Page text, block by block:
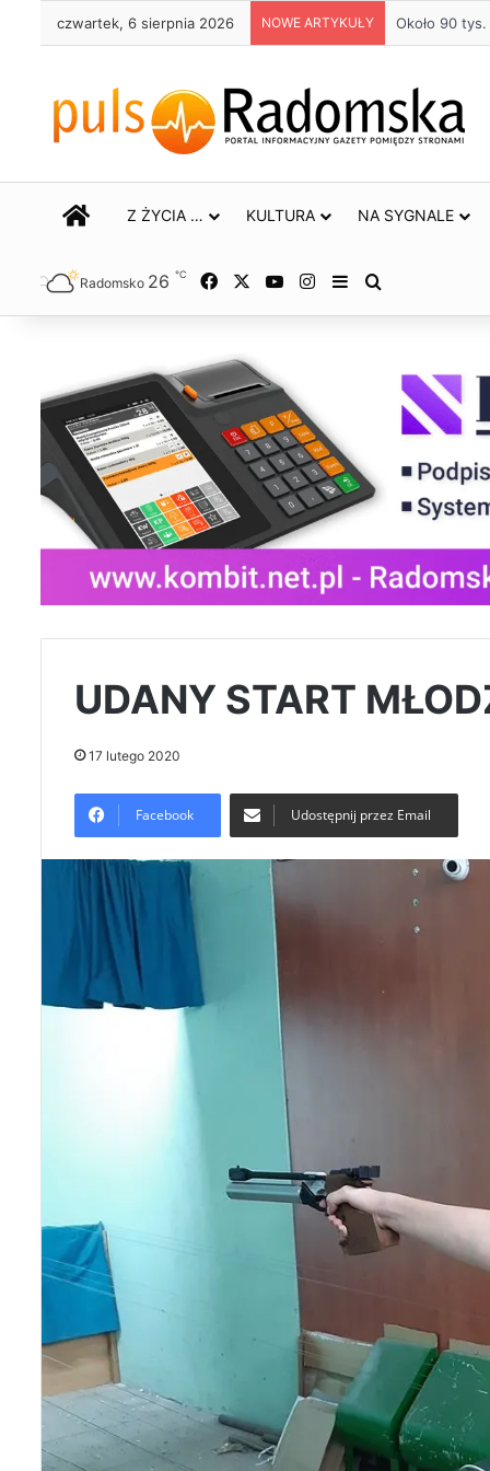
czwartek, 6 sierpnia 2026 NOWE ARTYKUŁY Życie bez
STRONA GŁÓWNA
Z ŻYCIA … KULTURA NA SYGNALE
Radomsko 26 ℃ Facebook YouTubeInstagram
Sidebar
UDANY START
17 lutego 2020
Facebook Udostępnij przez Email